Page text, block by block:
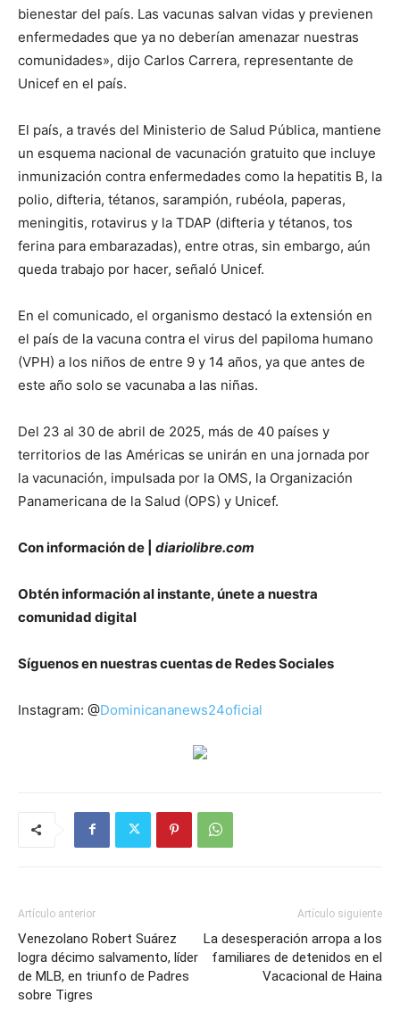
bienestar del país. Las vacunas salvan vidas y previenen
enfermedades que ya no deberían amenazar nuestras
comunidades», dijo Carlos Carrera, representante de
Unicef en el país.
El país, a través del Ministerio de Salud Pública, mantiene
un esquema nacional de vacunación gratuito que incluye
inmunización contra enfermedades como la hepatitis B, la
polio, difteria, tétanos, sarampión, rubéola, paperas,
meningitis, rotavirus y la TDAP (difteria y tétanos, tos
ferina para embarazadas), entre otras, sin embargo, aún
queda trabajo por hacer, señaló Unicef.
En el comunicado, el organismo destacó la extensión en
el país de la vacuna contra el virus del papiloma humano
(VPH) a los niños de entre 9 y 14 años, ya que antes de
este año solo se vacunaba a las niñas.
Del 23 al 30 de abril de 2025, más de 40 países y
territorios de las Américas se unirán en una jornada por
la vacunación, impulsada por la OMS, la Organización
Panamericana de la Salud (OPS) y Unicef.
Con información de | diariolibre.com
Obtén información al instante, únete a nuestra
comunidad digital
Síguenos en nuestras cuentas de Redes Sociales
Instagram: @Dominicananews24oficial
Artículo anterior
Venezolano Robert Suárez
logra décimo salvamento, líder
de MLB, en triunfo de Padres
sobre Tigres
Artículo siguiente
La desesperación arropa a los
familiares de detenidos en el
Vacacional de Haina